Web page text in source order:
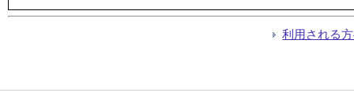
利用される